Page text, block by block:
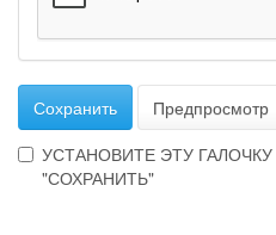
Сохранить
Предпросмотр
УСТАНОВИТЕ ЭТУ
"СОХРАНИТЬ"